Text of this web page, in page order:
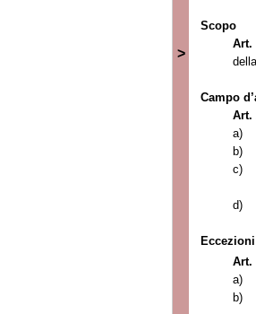
>
Scopo
Art.
Campo
Art.
a)
b)
c)
d)
Eccezioni
Art.
a)
b)